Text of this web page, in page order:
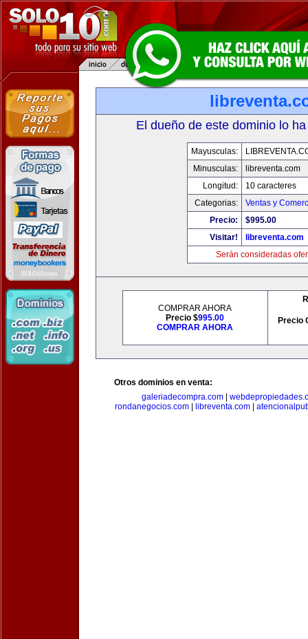
El dueño de este dominio lo
Mayusculas:
Minusculas:
libreventa.com
Longitud:
10 caracteres
Categorias:
Ventas y
Precio:
$995.00
Visitar!
libreventa.com
Serán consideradas
COMPRAR AHORA
Precio $995.00
COMPRAR AHORA
Precio
Otros dominios en venta:
galeriadecompra.com|
rondanegocios.com
libreventa.com